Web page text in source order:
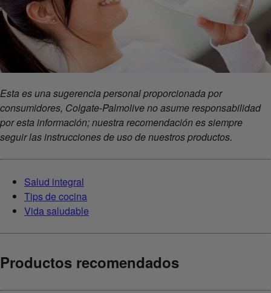
Esta es una sugerencia personal proporcionada por
consumidores, Colgate-Palmolive no asume responsabilidad
por esta información; nuestra recomendación es siempre
seguir las instrucciones de uso de nuestros productos.
Salud integral
Tips de cocina
Vida saludable
Productos recomendados